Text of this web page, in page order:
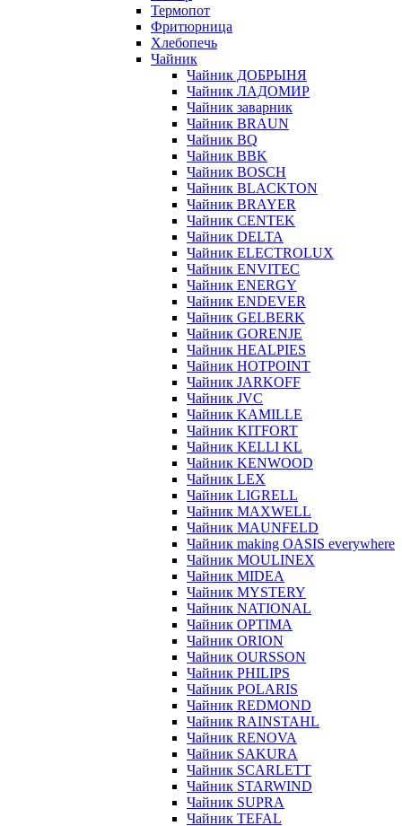
Термопот
Фритюрница
Хлебопечь
Чайник
Чайник ДОБРЫНЯ
Чайник ЛАДОМИР
Чайник заварник
Чайник BRAUN
Чайник BQ
Чайник BBK
Чайник BOSCH
Чайник BLACKTON
Чайник BRAYER
Чайник CENTEK
Чайник DELTA
Чайник ELECTROLUX
Чайник ENVITEC
Чайник ENERGY
Чайник ENDEVER
Чайник GELBERK
Чайник GORENJE
Чайник HEALPIES
Чайник HOTPOINT
Чайник JARKOFF
Чайник JVC
Чайник KAMILLE
Чайник KITFORT
Чайник KELLI KL
Чайник KENWOOD
Чайник LEX
Чайник LIGRELL
Чайник MAXWELL
Чайник MAUNFELD
Чайник making OASIS everywhere
Чайник MOULINEX
Чайник MIDEA
Чайник MYSTERY
Чайник NATIONAL
Чайник OPTIMA
Чайник ORION
Чайник OURSSON
Чайник PHILIPS
Чайник POLARIS
Чайник REDMOND
Чайник RAINSTAHL
Чайник RENOVA
Чайник SAKURA
Чайник SCARLETT
Чайник STARWIND
Чайник SUPRA
Чайник TEFAL